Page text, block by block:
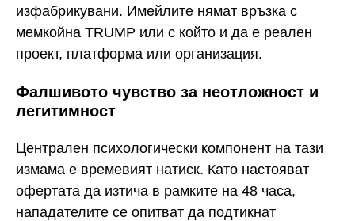
изфабрикувани. Имейлите нямат връзка с
мемкойна TRUMP или с който и да е реален
проект, платформа или организация.
Фалшивото чувство за неотложност и
легитимност
Централен психологически компонент на тази
измама е времевият натиск. Като настояват
офертата да изтича в рамките на 48 часа,
нападателите се опитват да подтикнат